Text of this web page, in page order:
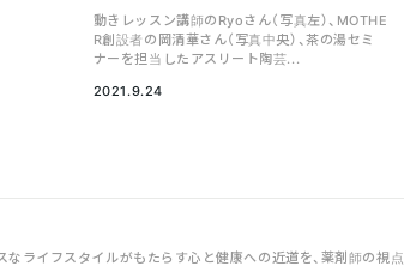
動きレッスン講師のRyoさん（写真左）、MOTHE
R創設者の岡清華さん（写真中央）、茶の湯セミ
ナーを担当したアスリート陶芸...
2021.9.24
ライフスタイルがもたらす心と健康への近道を、薬剤師の視点